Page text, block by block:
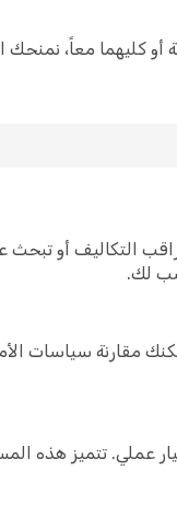
أو كليهما معاً، نمنحك
التكاليف أو
لك.
مقارنة سياسات
عملي. تتميز هذه